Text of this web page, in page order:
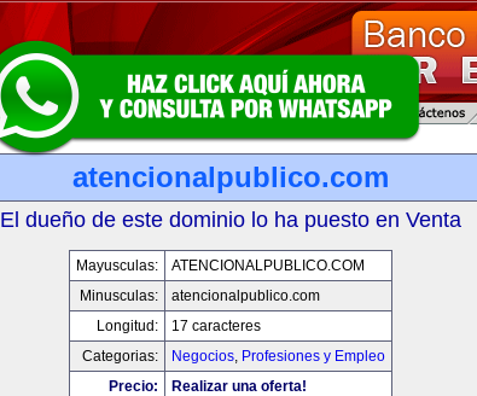
atencionalpublico.com
El dueño de este dominio lo ha puesto en Venta
Mayusculas:
ATENCIONALPUBLICO.COM
Minusculas:
atencionalpublico.com
Longitud:
17 caracteres
Categorias:
Negocios, Profesiones y Empleo
Precio:
Realizar una oferta!